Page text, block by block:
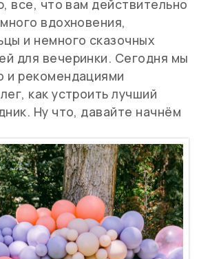
все, что вам действительно
вдохновения,
и немного сказочных
для вечеринки. Сегодня мы
и рекомендациями
как устроить лучший
Ну что, давайте начнём